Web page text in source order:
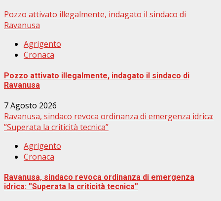
Pozzo attivato illegalmente, indagato il sindaco di
Ravanusa
Agrigento
Cronaca
Pozzo attivato illegalmente, indagato il sindaco di
Ravanusa
7 Agosto 2026
Ravanusa, sindaco revoca ordinanza di emergenza idrica:
”Superata la criticità tecnica”
Agrigento
Cronaca
Ravanusa, sindaco revoca ordinanza di emergenza
idrica: ”Superata la criticità tecnica”